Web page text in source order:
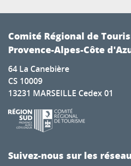
Comité Régional de
Provence-Alpes-Côte
64 La Canebière
CS 10009
13231 MARSEILLE Cedex 01
Suivez-nous sur les